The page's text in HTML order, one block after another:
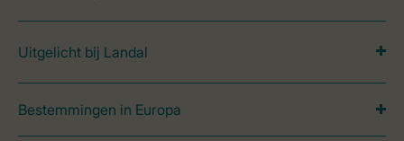
Uitgelicht bij Landal
Bestemmingen in Europa